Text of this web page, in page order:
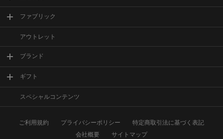
ファブリック
アウトレット
ブランド
ギフト
スペシャルコンテンツ
ご利用規約 プライバシーポリシー
特定商取引法に基づく表記
会社概要
サイトマップ